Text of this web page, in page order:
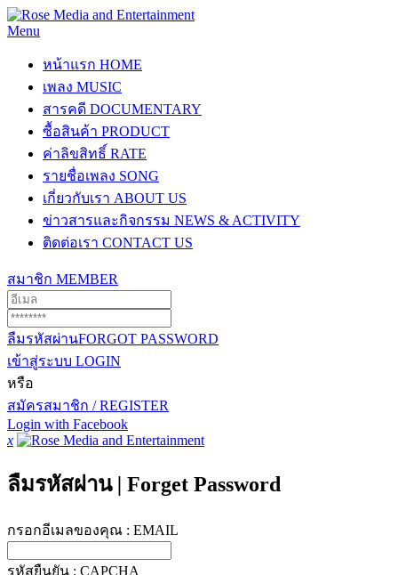
Menu
หน้าแรก HOME
เพลง MUSIC
สารคดี DOCUMENTARY
ซื้อสินค้า PRODUCT
ค่าลิขสิทธิ์ RATE
รายชื่อเพลง SONG
เกี่ยวกับเรา ABOUT US
ข่าวสารและกิจกรรม NEWS & ACTIVITY
ติดต่อเรา CONTACT US
สมาชิก MEMBER
ลืมรหัสผ่านFORGOT PASSWORD
เข้าสู่ระบบ LOGIN
หรือ
สมัครสมาชิก / REGISTER
Login with Facebook
x
ลืมรหัสผ่าน | Forget Password
กรอกอีเมลของคุณ : EMAIL
รหัสยืนยัน : CAPCHA